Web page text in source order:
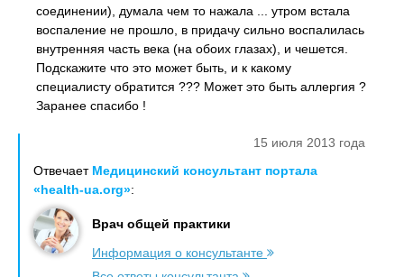
соединении), думала чем то нажала ... утром встала
воспаление не прошло, в придачу сильно воспалилась
внутренняя часть века (на обоих глазах), и чешется.
Подскажите что это может быть, и к какому
специалисту обратится ??? Может это быть аллергия ?
Заранее спасибо !
15 июля 2013 года
Отвечает Медицинский консультант портала
«health-ua.org»:
Врач общей практики
Информация о консультанте